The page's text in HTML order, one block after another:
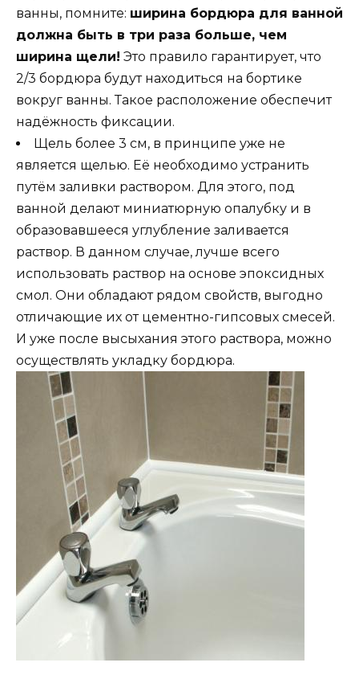
ванны, помните: ширина бордюра для ванной
должна быть в три раза больше, чем
ширина щели! Это правило гарантирует, что
2/3 бордюра будут находиться на бортике
вокруг ванны. Такое расположение обеспечит
надёжность фиксации.
Щель более 3 см, в принципе уже не
является щелью. Её необходимо устранить
путём заливки раствором. Для этого, под
ванной делают миниатюрную опалубку и в
образовавшееся углубление заливается
раствор. В данном случае, лучше всего
использовать раствор на основе эпоксидных
смол. Они обладают рядом свойств, выгодно
отличающие их от цементно-гипсовых смесей.
И уже после высыхания этого раствора, можно
осуществлять укладку бордюра.